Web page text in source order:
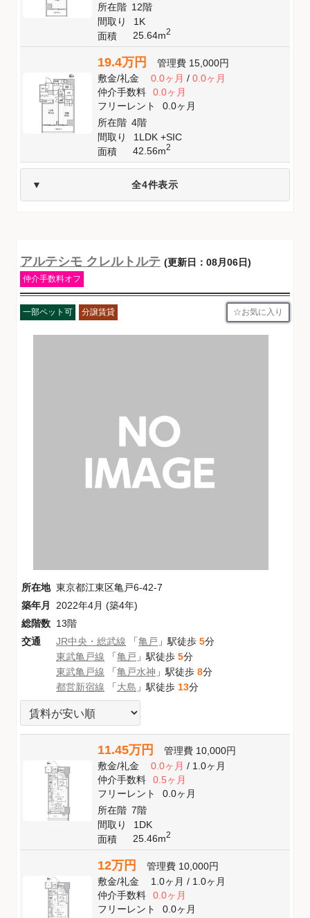
所在階 12階
間取り
1K
面積
25.64m2
19.4万円 管理費 15,000円
敷金/礼金 0.0ヶ月/ 0.0ヶ月
仲介手数料
0.0ヶ月
フリーレント
0.0ヶ月
所在階 4階
間取り
1LDK +SIC
面積
42.56m2
全4件表示
アルテシモ クレルトルテ (更新日：08月06日)
仲介手数料オフ
一部ペット可 分譲賃貸 お気に入り
所在地 東京都江東区亀戸6-42-7
築年月
2022年4月 (築4年)
総階数 13階
交通
JR中央・総武線 「亀戸 」駅徒歩 5分
東武亀戸線 「亀戸 」駅徒歩 5分
東武亀戸線 「亀戸水神 」駅徒歩 8分
都営新宿線 「大島 」駅徒歩 13分
11.45万円 管理費 10,000円
敷金/礼金 0.0ヶ月/ 1.0ヶ月
仲介手数料
0.5ヶ月
フリーレント
0.0ヶ月
所在階 7階
間取り
1DK
面積
25.46m2
12万円 管理費 10,000円
敷金/礼金 1.0ヶ月/ 1.0ヶ月
仲介手数料
0.0ヶ月
フリーレント
0.0ヶ月